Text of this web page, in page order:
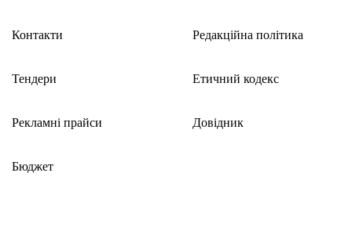
Контакти
Тендери
Рекламні прайси
Бюджет
Редакційна політика
Етичний кодекс
Довідник